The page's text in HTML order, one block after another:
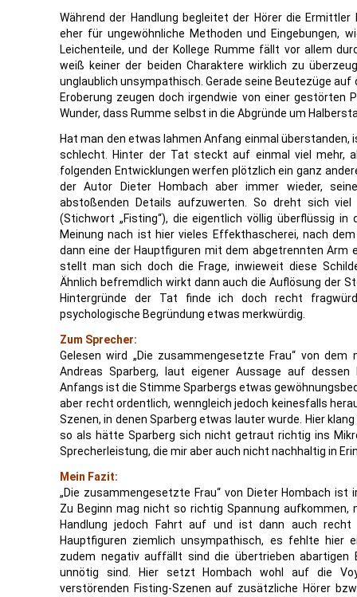
Während der Handlung begleitet der Hörer die
eher für ungewöhnliche Methoden und Eingebungen,
Leichenteile, und der Kollege Rumme fällt vor allem
weiß keiner der beiden Charaktere wirklich zu
unglaublich unsympathisch. Gerade seine Beutezüge
Eroberung zeugen doch irgendwie von einer gestörten
Wunder, dass Rumme selbst in die Abgründe um
Hat man den etwas lahmen Anfang einmal
schlecht. Hinter der Tat steckt auf einmal viel mehr,
folgenden Entwicklungen werfen plötzlich ein ganz
der Autor Dieter Hombach aber immer wieder,
abstoßenden Details aufzuwerten. So dreht sich
(Stichwort „Fisting“), die eigentlich völlig überflüssig in
Meinung nach ist hier vieles Effekthascherei, nach
dann eine der Hauptfiguren mit dem abgetrennten Arm
stellt man sich doch die Frage, inwieweit diese
Ähnlich befremdlich wirkt dann auch die Auflösung der
Hintergründe der Tat finde ich doch recht
psychologische Begründung etwas merkwürdig.
Zum Sprecher:
Gelesen wird „Die zusammengesetzte Frau“ von dem
Andreas Sparberg, laut eigener Aussage auf dessen
Anfangs ist die Stimme Sparbergs etwas
aber recht ordentlich, wenngleich jedoch keinesfalls
Szenen, in denen Sparberg etwas lauter wurde. Hier
so als hätte Sparberg sich nicht getraut richtig ins
Sprecherleistung, die mir aber auch nicht nachhaltig in
Mein Fazit:
„Die zusammengesetzte Frau“ von Dieter Hombach ist
Zu Beginn mag nicht so richtig Spannung aufkommen,
Handlung jedoch Fahrt auf und ist dann auch
Hauptfiguren ziemlich unsympathisch, es fehlte hier
zudem negativ auffällt sind die übertrieben abartigen
unnötig sind. Hier setzt Hombach wohl auf die
verstörenden Fisting-Szenen auf zusätzliche Hörer